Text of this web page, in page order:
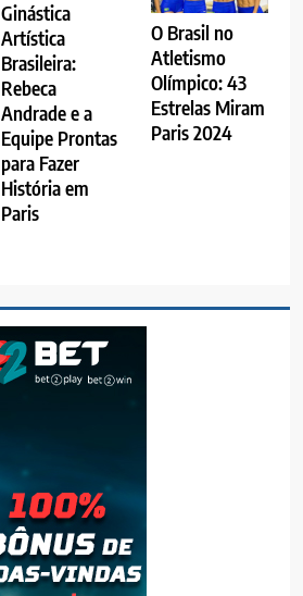
Ginástica
Artística
Brasileira:
Rebeca
Andrade e a
Equipe Prontas
para Fazer
História em
Paris
O Brasil no
Atletismo
Olímpico: 43
Estrelas Miram
Paris 2024